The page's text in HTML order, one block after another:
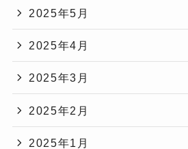
2025年5月
2025年4月
2025年3月
2025年2月
2025年1月